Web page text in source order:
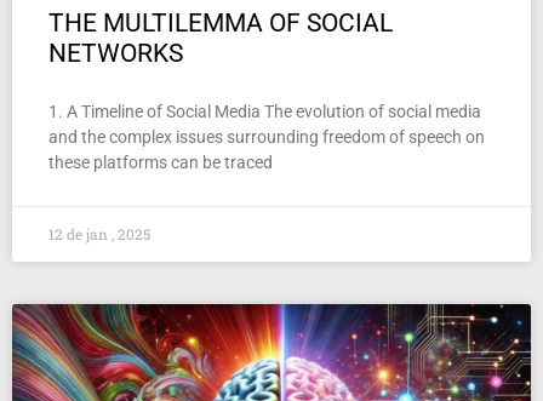
THE MULTILEMMA OF SOCIAL
NETWORKS
1. A Timeline of Social Media The evolution of social media
and the complex issues surrounding freedom of speech on
these platforms can be traced
12 de jan , 2025